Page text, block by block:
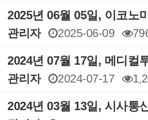
2025년 06월 05일, 이코
관리자
2025-06-09
2024년 07월 17일, 메디
관리자
2024-07-17
2024년 03월 13일, 시사